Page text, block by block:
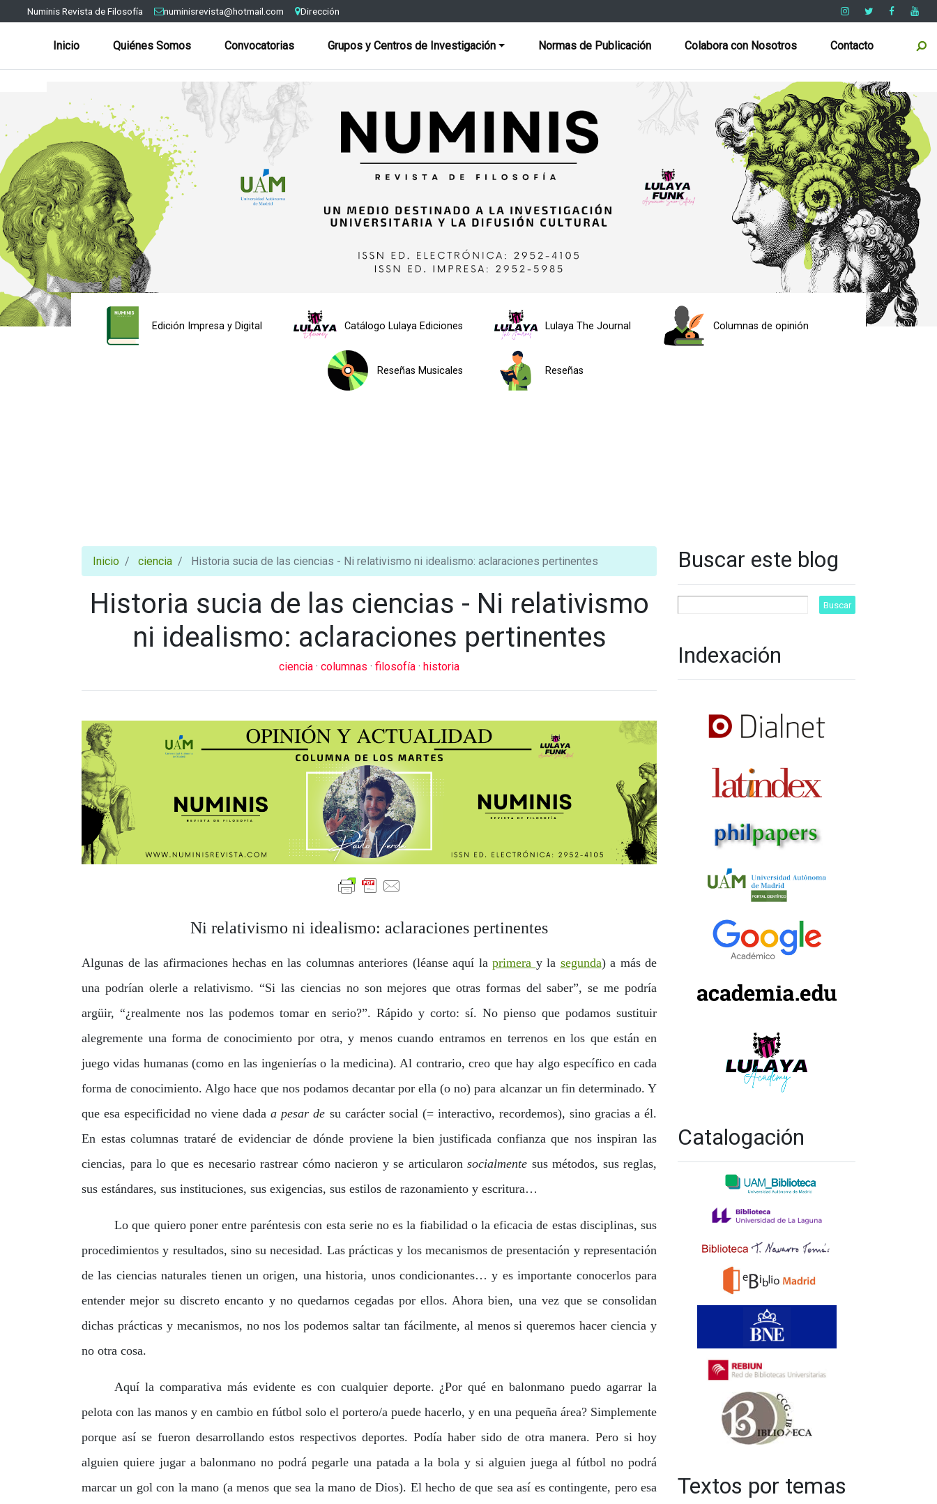
Numinis Revista de Filosofía numinisrevista@hotmail.com Dirección
Inicio Quiénes Somos Convocatorias Grupos y Centros de Investigación Normas de Publicación Colabora con Nosotros Contacto
Edición Impresa y Digital Catálogo Lulaya Ediciones Lulaya The Journal Columnas de opinión
Reseñas Musicales Reseñas
Inicio ciencia Historia sucia de las ciencias - Ni relativismo ni idealismo: aclaraciones pertinentes
Historia sucia de las ciencias - Ni relativismo
ni idealismo: aclaraciones pertinentes
ciencia · columnas · filosofía · historia
Ni relativismo ni idealismo: aclaraciones pertinentes
Algunas de las afirmaciones hechas en las columnas anteriores (léanse aquí la primera y la segunda) a más de
una podrían olerle a relativismo. “Si las ciencias no son mejores que otras formas del saber”, se me podría
argüir, “¿realmente nos las podemos tomar en serio?”. Rápido y corto: sí. No pienso que podamos sustituir
alegremente una forma de conocimiento por otra, y menos cuando entramos en terrenos en los que están en
juego vidas humanas (como en las ingenierías o la medicina). Al contrario, creo que hay algo específico en cada
forma de conocimiento. Algo hace que nos podamos decantar por ella (o no) para alcanzar un fin determinado. Y
que esa especificidad no viene dadaa pesar de su carácter social (= interactivo, recordemos), sino gracias a él.
En estas columnas trataré de evidenciar de dónde proviene la bien justificada confianza que nos inspiran las
ciencias, para lo que es necesario rastrear cómo nacieron y se articularon socialmente sus métodos, sus reglas,
sus estándares, sus instituciones, sus exigencias, sus estilos de razonamiento y escritura…
Lo que quiero poner entre paréntesis con esta serie no es la fiabilidad o la eficacia de estas disciplinas, sus
procedimientos y resultados, sino su necesidad. Las prácticas y los mecanismos de presentación y representación
de las ciencias naturales tienen un origen, una historia, unos condicionantes… y es importante conocerlos para
entender mejor su discreto encanto y no quedarnos cegadas por ellos. Ahora bien, una vez que se consolidan
dichas prácticas y mecanismos, no nos los podemos saltar tan fácilmente, al menos si queremos hacer ciencia y
no otra cosa.
Aquí la comparativa más evidente es con cualquier deporte. ¿Por qué en balonmano puedo agarrar la
pelota con las manos y en cambio en fútbol solo el portero/a puede hacerlo, y en una pequeña área? Simplemente
porque así se fueron desarrollando estos respectivos deportes. Podía haber sido de otra manera. Pero si hoy
alguien quiere jugar a balonmano no podrá pegarle una patada a la bola y si alguien juega al fútbol no podrá
marcar un gol con la mano (a menos que sea la mano de Dios). El hecho de que sea así es contingente, pero esa
Buscar este blog
Indexación
Catalogación
Textos por temas